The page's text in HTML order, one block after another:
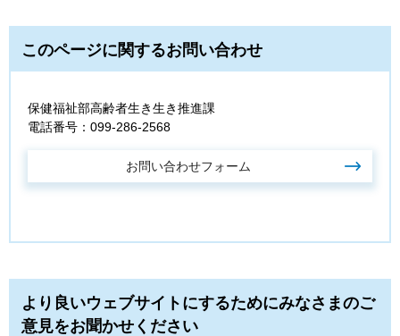
このページに関するお問い合わせ
保健福祉部高齢者生き生き推進課
電話番号：099-286-2568
より良いウェブサイトにするためにみなさまのご
意見をお聞かせください